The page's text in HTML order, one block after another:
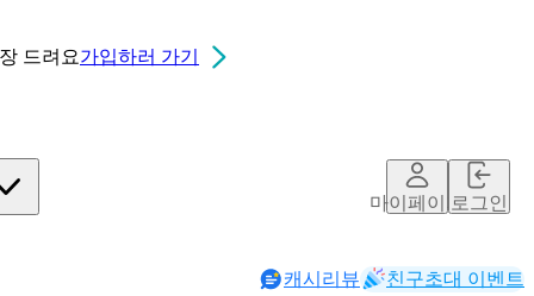
드려요가입하러 가기
마이페이지로그인
캐시리뷰 친구초대 이벤트